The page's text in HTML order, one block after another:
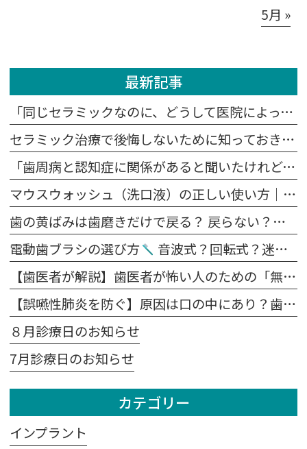
5月 »
最新記事
「同じセラミックなのに、どうして医院によって値段が違うの？」
セラミック治療で後悔しないために知っておきたい5つの注意点
「歯周病と認知症に関係があると聞いたけれど、本当？」
マウスウォッシュ（洗口液）の正しい使い方｜歯磨きの前？後？効果を高めるポイント
歯の黄ばみは歯磨きだけで戻る？ 戻らない？原因別に解説します
電動歯ブラシの選び方
音波式？回転式？迷ったらこれを見てください。
【歯医者が解説】歯医者が怖い人のための「無痛治療」の裏側｜麻酔の痛みを抑える4つの工夫
【誤嚥性肺炎を防ぐ】原因は口の中にあり？歯科医が教える予防法
８月診療日のお知らせ
7月診療日のお知らせ
カテゴリー
インプラント